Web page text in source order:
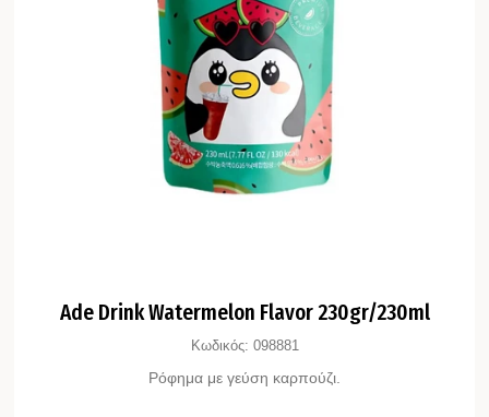
Ade Drink Watermelon Flavor 230gr/230ml
Κωδικός: 098881
Ρόφημα με γεύση καρπούζι.